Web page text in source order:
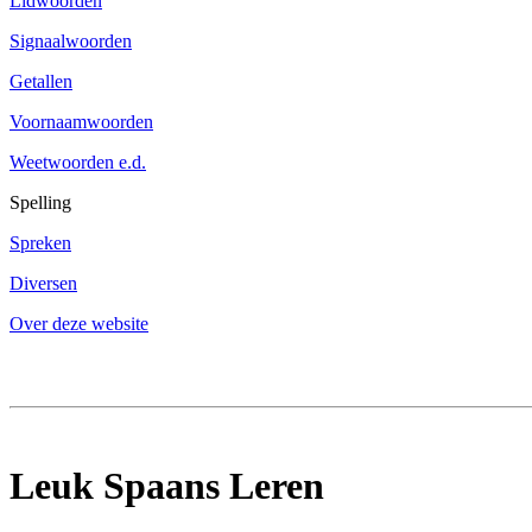
Signaalwoorden
Getallen
Voornaamwoorden
Weetwoorden e.d.
Spelling
Spreken
Diversen
Over deze website
Leuk Spaans Leren